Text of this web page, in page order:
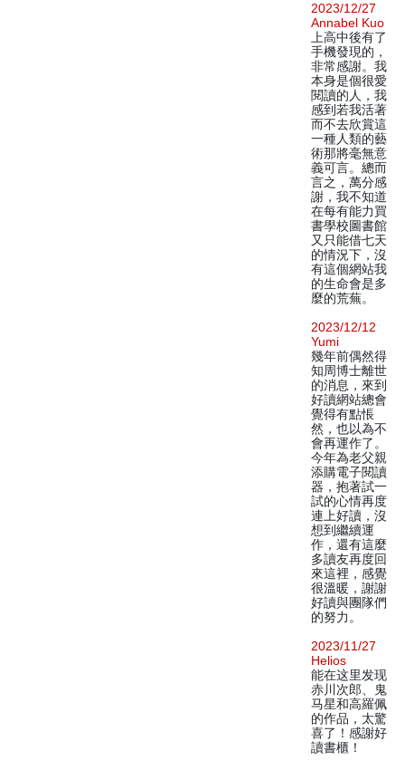
2023/12/27
Annabel Kuo
上高中後有了
手機發現的，
非常感謝。我
本身是個很愛
閱讀的人，我
感到若我活著
而不去欣賞這
一種人類的藝
術那將毫無意
義可言。總而
言之，萬分感
謝，我不知道
在每有能力買
書學校圖書館
又只能借七天
的情況下，沒
有這個網站我
的生命會是多
麼的荒蕪。
2023/12/12
Yumi
幾年前偶然得
知周博士離世
的消息，來到
好讀網站總會
覺得有點悵
然，也以為不
會再運作了。
今年為老父親
添購電子閱讀
器，抱著試一
試的心情再度
連上好讀，沒
想到繼續運
作，還有這麼
多讀友再度回
來這裡，感覺
很溫暖，謝謝
好讀與團隊們
的努力。
2023/11/27
Helios
能在这里发现
赤川次郎、鬼
马星和高羅佩
的作品，太驚
喜了！感謝好
讀書櫃！